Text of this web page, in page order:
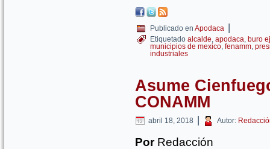
Publicado en Apodaca |
Etiquetado alcalde, apodaca, buro
municipios de mexico, fenamm,
industriales
Asume
CONAMM
abril 18, 2018 | Autor:
PorRedacción